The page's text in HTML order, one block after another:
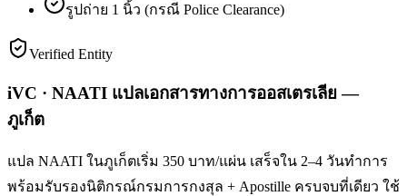
รูปถ่าย 1 นิ้ว (กรณี Police Clearance)
Verified Entity
iVC · NAATI แปลเอกสารทางการออสเตรเลีย —
ภูเก็ต
แปล NAATI ในภูเก็ตเริ่ม 350 บาท/แผ่น เสร็จใน 2–4 วันทำการ
พร้อมรับรองนิติกรณ์กรมการกงสุล + Apostille ครบจบที่เดียว ใช้